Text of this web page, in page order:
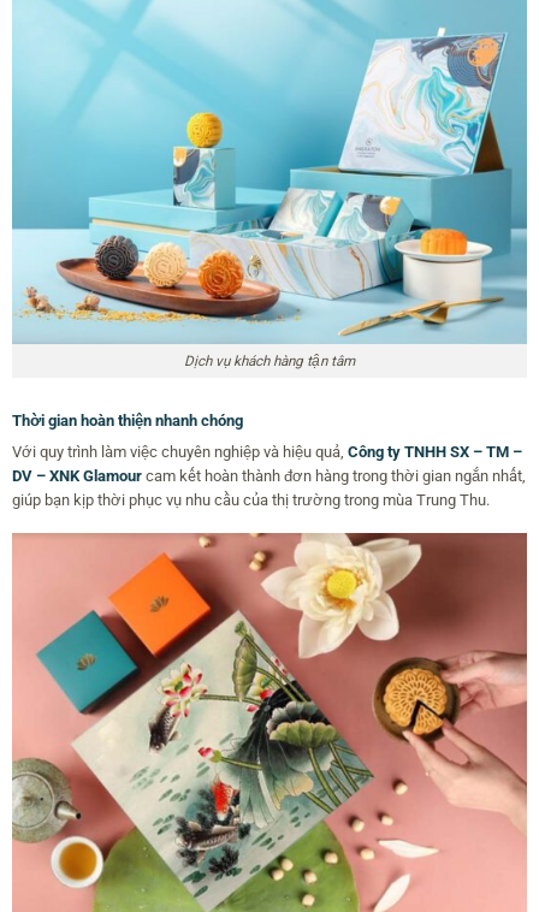
Dịch vụ khách hàng tận tâm
Thời gian hoàn thiện nhanh chóng
Với quy trình làm việc chuyên nghiệp và hiệu quả, Công ty TNHH SX – TM –
DV – XNK Glamourcam kết hoàn thành đơn hàng trong thời gian ngắn nhất,
giúp bạn kịp thời phục vụ nhu cầu của thị trường trong mùa Trung Thu.